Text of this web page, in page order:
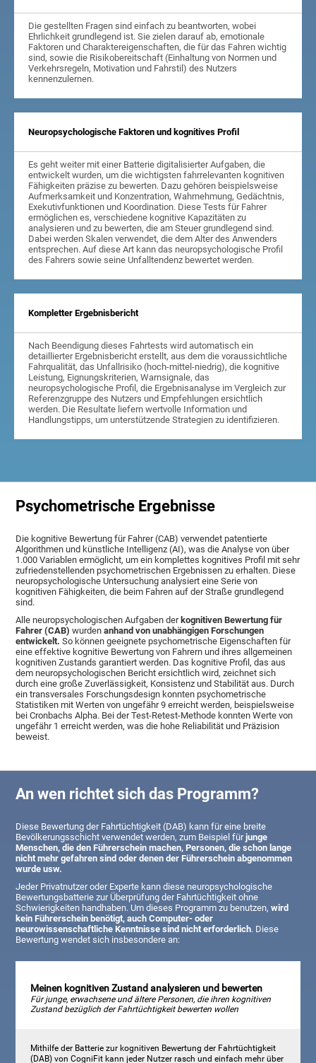
Die gestellten Fragen sind einfach zu beantworten, wobei
Ehrlichkeit grundlegend ist. Sie zielen darauf ab, emotionale
Faktoren und Charaktereigenschaften, die für das Fahren wichtig
sind, sowie die Risikobereitschaft (Einhaltung von Normen und
Verkehrsregeln, Motivation und Fahrstil) des Nutzers
kennenzulernen.
Neuropsychologische Faktoren und kognitives Profil
Es geht weiter mit einer Batterie digitalisierter Aufgaben, die
entwickelt wurden, um die wichtigsten fahrrelevanten kognitiven
Fähigkeiten präzise zu bewerten. Dazu gehören beispielsweise
Aufmerksamkeit und Konzentration, Wahrnehmung, Gedächtnis,
Exekutivfunktionen und Koordination. Diese Tests für Fahrer
ermöglichen es, verschiedene kognitive Kapazitäten zu
analysieren und zu bewerten, die am Steuer grundlegend sind.
Dabei werden Skalen verwendet, die dem Alter des Anwenders
entsprechen. Auf diese Art kann das neuropsychologische Profil
des Fahrers sowie seine Unfalltendenz bewertet werden.
Kompletter Ergebnisbericht
Nach Beendigung dieses Fahrtests wird automatisch ein
detaillierter Ergebnisbericht erstellt, aus dem die voraussichtliche
Fahrqualität, das Unfallrisiko (hoch-mittel-niedrig), die kognitive
Leistung, Eignungskriterien, Warnsignale, das
neuropsychologische Profil, die Ergebnisanalyse im Vergleich zur
Referenzgruppe des Nutzers und Empfehlungen ersichtlich
werden. Die Resultate liefern wertvolle Information und
Handlungstipps, um unterstützende Strategien zu identifizieren.
Psychometrische Ergebnisse
Die kognitive Bewertung für Fahrer (CAB) verwendet patentierte
Algorithmen und künstliche Intelligenz (AI), was die Analyse von über
1.000 Variablen ermöglicht, um ein komplettes kognitives Profil mit sehr
zufriedenstellenden psychometrischen Ergebnissen zu erhalten. Diese
neuropsychologische Untersuchung analysiert eine Serie von
kognitiven Fähigkeiten, die beim Fahren auf der Straße grundlegend
sind.
Alle neuropsychologischen Aufgaben derkognitiven Bewertung für
Fahrer (CAB) wurdenanhand von unabhängigen Forschungen
entwickelt.So können geeignete psychometrische Eigenschaften für
eine effektive kognitive Bewertung von Fahrern und ihres allgemeinen
kognitiven Zustands garantiert werden. Das kognitive Profil, das aus
dem neuropsychologischen Bericht ersichtlich wird, zeichnet sich
durch eine große Zuverlässigkeit, Konsistenz und Stabilität aus. Durch
ein transversales Forschungsdesign konnten psychometrische
Statistiken mit Werten von ungefähr 9 erreicht werden, beispielsweise
bei Cronbachs Alpha. Bei der Test-Retest-Methode konnten Werte von
ungefähr 1 erreicht werden, was die hohe Reliabilität und Präzision
beweist.
An wen richtet sich das Programm?
Diese Bewertung der Fahrtüchtigkeit (DAB) kann für eine breite
Bevölkerungsschicht verwendet werden, zum Beispiel fürjunge
Menschen, die den Führerschein machen, Personen, die schon lange
nicht mehr gefahren sind oder denen der Führerschein abgenommen
wurde usw.
Jeder Privatnutzer oder Experte kann diese neuropsychologische
Bewertungsbatterie zur Überprüfung der Fahrtüchtigkeit ohne
Schwierigkeiten handhaben. Um dieses Programm zu benutzen,wird
kein Führerschein benötigt, auch Computer- oder
neurowissenschaftliche Kenntnisse sind nicht erforderlich. Diese
Bewertung wendet sich insbesondere an:
Meinen kognitiven Zustand analysieren und bewerten
Für junge, erwachsene und ältere Personen, die ihren kognitiven
Zustand bezüglich der Fahrtüchtigkeit bewerten wollen
Mithilfe der Batterie zur kognitiven Bewertung der Fahrtüchtigkeit
(DAB) von CogniFit kann jeder Nutzer rasch und einfach mehr über